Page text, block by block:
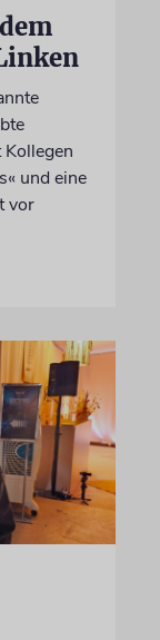
und eine
vor